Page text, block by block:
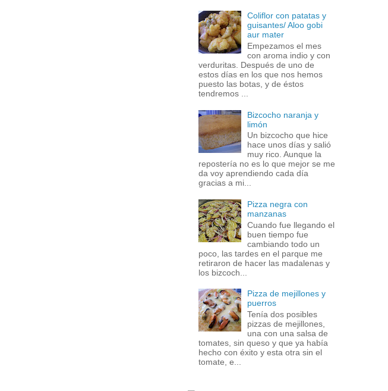
Coliflor con patatas y
guisantes/ Aloo gobi
aur mater
Empezamos el mes
con aroma indio y con
verduritas. Después de uno de
estos días en los que nos hemos
puesto las botas, y de éstos
tendremos ...
Bizcocho naranja y
limón
Un bizcocho que hice
hace unos días y salió
muy rico. Aunque la
repostería no es lo que mejor se me
da voy aprendiendo cada día
gracias a mi...
Pizza negra con
manzanas
Cuando fue llegando el
buen tiempo fue
cambiando todo un
poco, las tardes en el parque me
retiraron de hacer las madalenas y
los bizcoch...
Pizza de mejillones y
puerros
Tenía dos posibles
pizzas de mejillones,
una con una salsa de
tomates, sin queso y que ya había
hecho con éxito y esta otra sin el
tomate, e...